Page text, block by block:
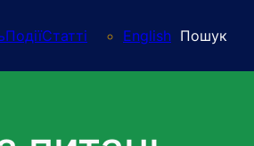
ПодіїСтатті English Пошук